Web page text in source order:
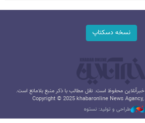
نسخه دسکتاپ
محفوظ است. نقل مطالب با ذکر منبع بلامانع است.
Copyright © 2025 khabaronline News
طراحی و تولید: نستوه